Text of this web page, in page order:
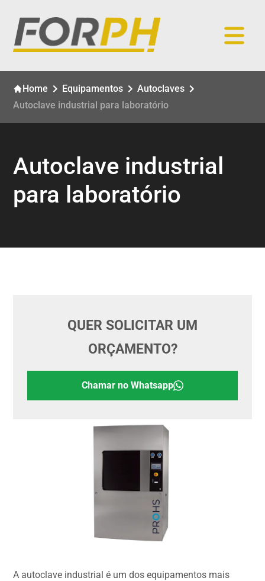
Home Equipamentos
Autoclaves
Autoclave industrial para laboratório
Autoclave industrial
para laboratório
A autoclave industrial é um dos equipamentos mais
QUER SOLICITAR UM
ORÇAMENTO?
Chamar no Whatsapp